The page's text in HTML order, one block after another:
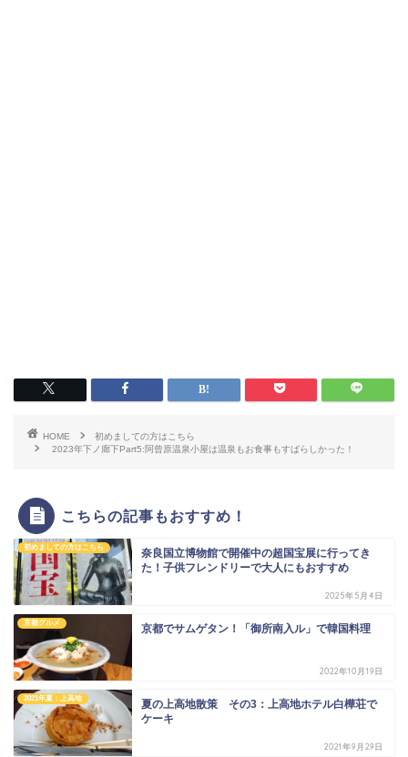
HOME
初めましての方はこちら
2023年下ノ廊下Part5:阿曾原温泉小屋は温泉もお食事もすばらしかった！
こちらの記事もおすすめ！
初めましての方はこちら
奈良国立博物館で開催中の超国宝展に行ってき
た！子供フレンドリーで大人にもおすすめ
2025年5月4日
京都グルメ 京都でサムゲタン！「御所南入ル」で韓国料理
2022年10月19日
2021年夏：上高地
夏の上高地散策 その3：上高地ホテル白樺荘で
ケーキ
2021年9月29日